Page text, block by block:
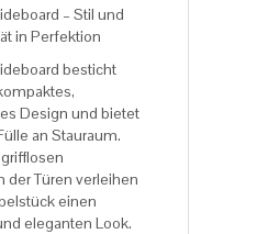
– Stil und
in Perfektion
besticht
Design und bietet
an Stauraum.
der Türen verleihen
einen
eleganten Look.